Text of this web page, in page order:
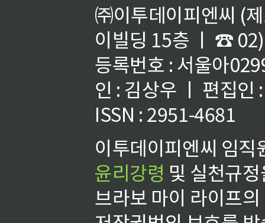
㈜이투데이피엔씨 (
이빌딩 15층 ㅣ ☎
등록번호 : 서울아
인 : 김상우 ㅣ 편집인
ISSN : 2951-4681
이투데이피엔씨 임
윤리강령 및 실천규
브라보 마이 라이프